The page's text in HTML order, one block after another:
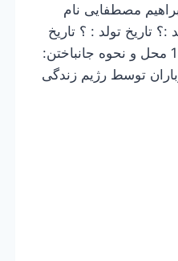
مصطفایی نام
تاریخ تولد : ؟ تاریخ
جانباختن :1362.07.02 محل و نحوه جانباختن:
توسط رژیم زندگی